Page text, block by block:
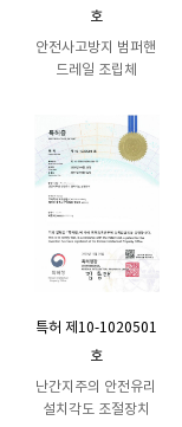
호
안전사고방지 범퍼핸
드레일 조립체
특허 제10-1020501
호
난간지주의 안전유리
설치각도 조절장치